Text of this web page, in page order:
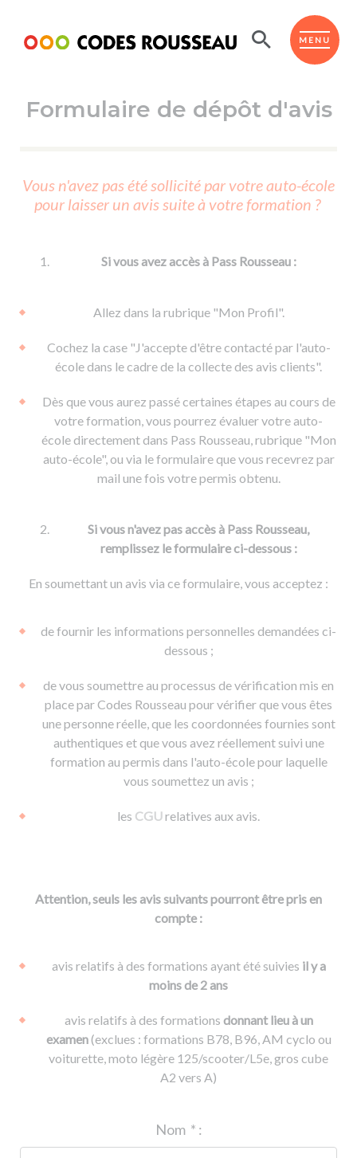
MENU
ESPACE ÉLÈVE
Code de la route
Passer l'ASSR
Réviser le code
Passer l'ETM
Permis voiture
Permis remorque
Permis & handicap
d'apprentissage
De la conduite en voiture
De la conduite à moto
Voir tous les supports
Formations pro.
Permis poids lourd
Formation FCO
Formation CACES
Devenir enseignant de la conduite
Ressources
Formulaire de dépôt d'avis
Vous n'avez pas été sollicité par votre auto-école
pour laisser un avis suite à votre formation ?
Si vous avez accès à Pass Rousseau :
Allez dans la rubrique "Mon Profil".
Cochez la case "J'accepte d'être contacté par l'auto-
école dans le cadre de la collecte des avis clients".
Dès que vous aurez passé certaines étapes au cours de
votre formation, vous pourrez évaluer votre auto-
école directement dans Pass Rousseau, rubrique "Mon
auto-école", ou via le formulaire que vous recevrez par
mail une fois votre permis obtenu.
Si vous n'avez pas accès à Pass Rousseau,
remplissez le formulaire ci-dessous :
En soumettant un avis via ce formulaire, vous acceptez :
de fournir les informations personnelles demandées ci-
dessous ;
de vous soumettre au processus de vérification mis en
place par Codes Rousseau pour vérifier que vous êtes
une personne réelle, que les coordonnées fournies sont
authentiques et que vous avez réellement suivi une
formation au permis dans l'auto-école pour laquelle
vous soumettez un avis ;
les CGUrelatives aux avis.
Attention, seuls les avis suivants pourront être pris en
compte :
avis relatifs à des formations ayant été suivies il y a
moins de 2 ans
avis relatifs à des formations donnant lieu à un
examen(exclues : formations B78, B96, AM cyclo ou
voiturette, moto légère 125/scooter/L5e, gros cube
A2 vers A)
* :